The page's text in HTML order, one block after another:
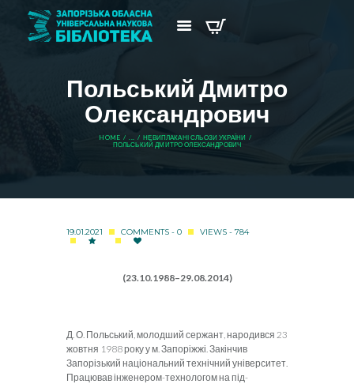
Польський Дмитро
Олександрович
HOME ...
НЕВИПЛАКАНІ СЛЬОЗИ УКРАЇНИ
ПОЛЬСЬКИЙ ДМИТРО ОЛЕКСАНДРОВИЧ
19.01.2021 COMMENTS - 0 VIEWS - 784
(23.10.1988–29.08.2014)
Д. О. Польський, молодший сержант, народився 23
жовтня 1988 року у м. Запоріжжі. Закінчив
Запорізький національний технічний університет.
Працював інженером-технологом на під­